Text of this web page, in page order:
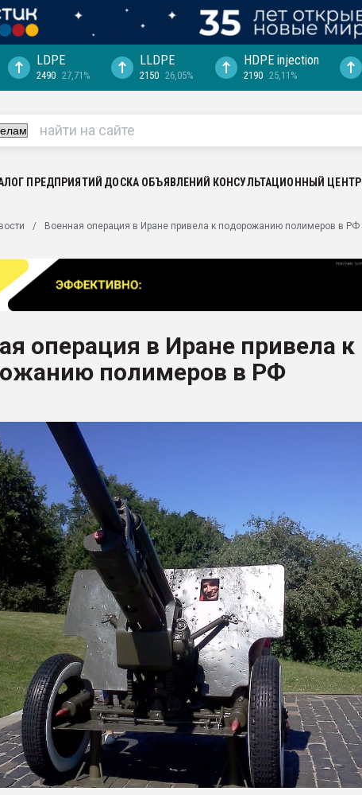
довольна
ПЭТ
пуансона для
цвет
Продажа,
LDPE
2490 27,71%
LLDPE
2150 26,05%
HDPE injection
2190 25,11%
ПРЕДПРИЯТИЙ ДОСКА ОБЪЯВЛЕНИЙ КОНСУЛЬТАЦИОННЫЙ ЦЕНТР
Военная операция в Иране привела к подорожанию полимеров в РФ
операция в Иране привела к
полимеров в РФ